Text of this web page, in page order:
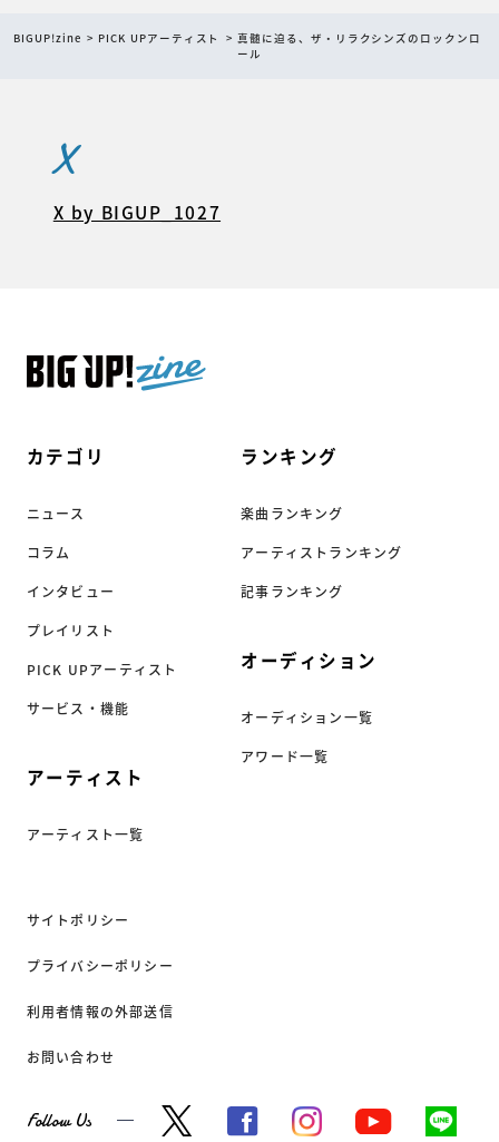
BIGUP!zine PICK UPアーティスト
真髄に迫る、ザ・リラクシンズのロックンロ
ール
カテゴリ
ニュース
コラム
インタビュー
プレイリスト
PICK UPアーティスト
サービス・機能
アーティスト
アーティスト一覧
ランキング
楽曲ランキング
アーティストランキング
記事ランキング
オーディション
オーディション一覧
アワード一覧
サイトポリシー
プライバシーポリシー
利用者情報の外部送信
お問い合わせ
Follow Us
X
X by BIGUP_1027